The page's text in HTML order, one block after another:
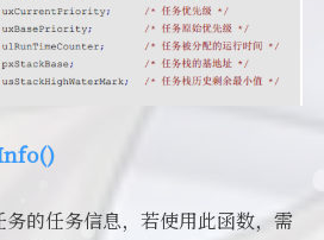
务的任务信息，若使用此函数，需